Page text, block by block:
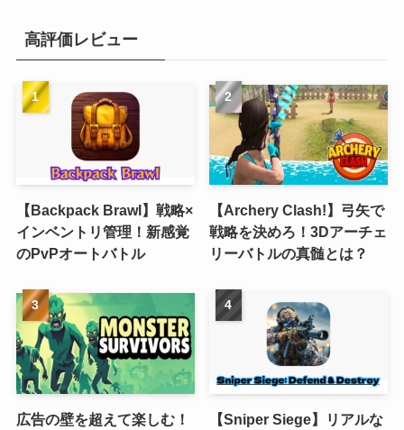
高評価レビュー
【Backpack Brawl】戦略×
インベントリ管理！新感覚
のPvPオートバトル
【Archery Clash!】弓矢で
戦略を決めろ！3Dアーチェ
リーバトルの真髄とは？
広告の壁を超えて楽しむ！
【Sniper Siege】リアルな